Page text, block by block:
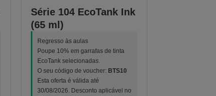
Série 104 EcoTank Ink
(65 ml)
Regresso às aulas
Poupe 10% em garrafas de tinta
EcoTank selecionadas.
O seu código de voucher: BTS10
Esta oferta é válida até
30/08/2026. Desconto aplicável no